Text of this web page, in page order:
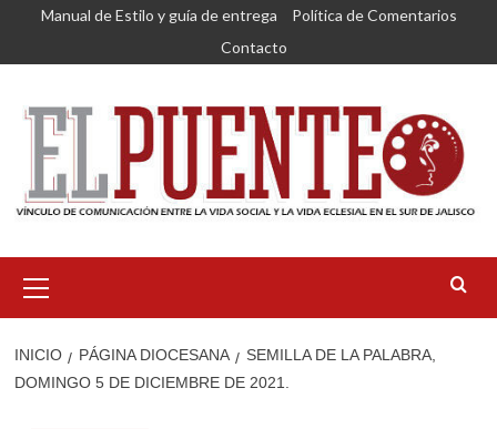
Saltar
contenido
Manual de Estilo y guía de entrega
Política de Comentarios
Contacto
primario
INICIO PÁGINA DIOCESANA
SEMILLA DE LA PALABRA,
DOMINGO 5 DE DICIEMBRE DE 2021.